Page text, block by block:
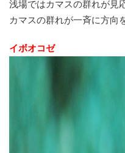
浅場ではカマスの群れが見
カマスの群れが一斉に方向
イボオコゼ